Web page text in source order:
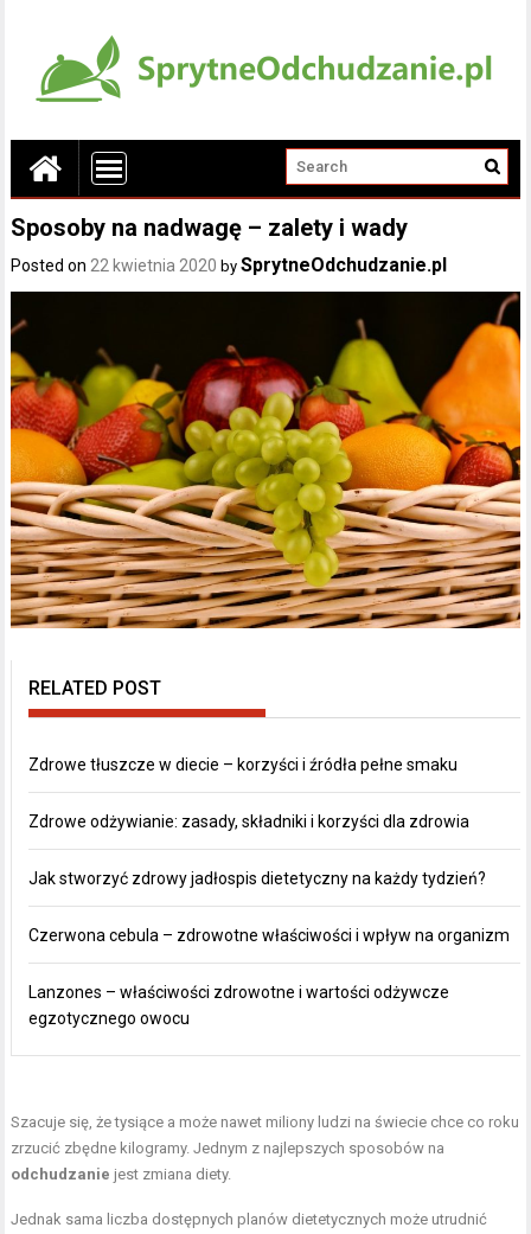
Sposoby na nadwagę – zalety i wady
Posted on 22 kwietnia 2020 bySprytneOdchudzanie.pl
RELATED POST
Zdrowe tłuszcze w diecie – korzyści i źródła pełne smaku
Zdrowe odżywianie: zasady, składniki i korzyści dla zdrowia
Jak stworzyć zdrowy jadłospis dietetyczny na każdy tydzień?
Czerwona cebula – zdrowotne właściwości i wpływ na organizm
Lanzones – właściwości zdrowotne i wartości odżywcze
egzotycznego owocu
Szacuje się, że tysiące a może nawet miliony ludzi na świecie chce co roku
zrzucić zbędne kilogramy. Jednym z najlepszych sposobów na
odchudzanie jest zmiana diety.
Jednak sama liczba dostępnych planów dietetycznych może utrudnić